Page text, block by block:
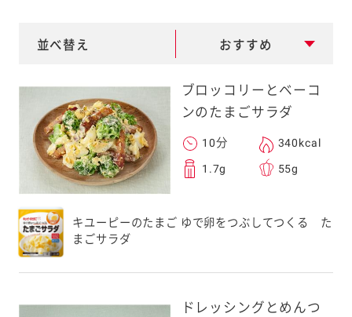
並べ替え おすすめ
ブロッコリーとベーコ
ンのたまごサラダ
10分 340kcal
1.7g 55g
キユーピーのたまご ゆで卵をつぶしてつくる た
まごサラダ
ドレッシングとめんつ